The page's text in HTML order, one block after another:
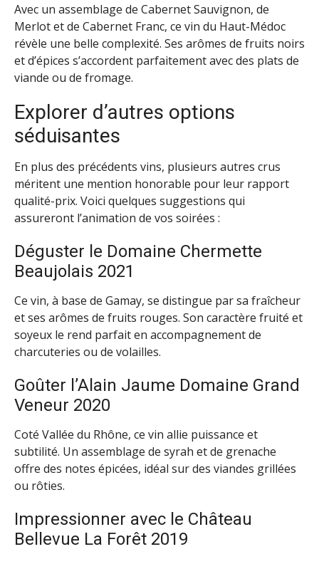
Avec un assemblage de Cabernet Sauvignon, de
Merlot et de Cabernet Franc, ce vin du Haut-Médoc
révèle une belle complexité. Ses arômes de fruits noirs
et d’épices s’accordent parfaitement avec des plats de
viande ou de fromage.
Explorer d’autres options
séduisantes
En plus des précédents vins, plusieurs autres crus
méritent une mention honorable pour leur rapport
qualité-prix. Voici quelques suggestions qui
assureront l’animation de vos soirées :
Déguster le Domaine Chermette
Beaujolais 2021
Ce vin, à base de Gamay, se distingue par sa fraîcheur
et ses arômes de fruits rouges. Son caractère fruité et
soyeux le rend parfait en accompagnement de
charcuteries ou de volailles.
Goûter l’Alain Jaume Domaine Grand
Veneur 2020
Coté Vallée du Rhône, ce vin allie puissance et
subtilité. Un assemblage de syrah et de grenache
offre des notes épicées, idéal sur des viandes grillées
ou rôties.
Impressionner avec le Château
Bellevue La Forêt 2019